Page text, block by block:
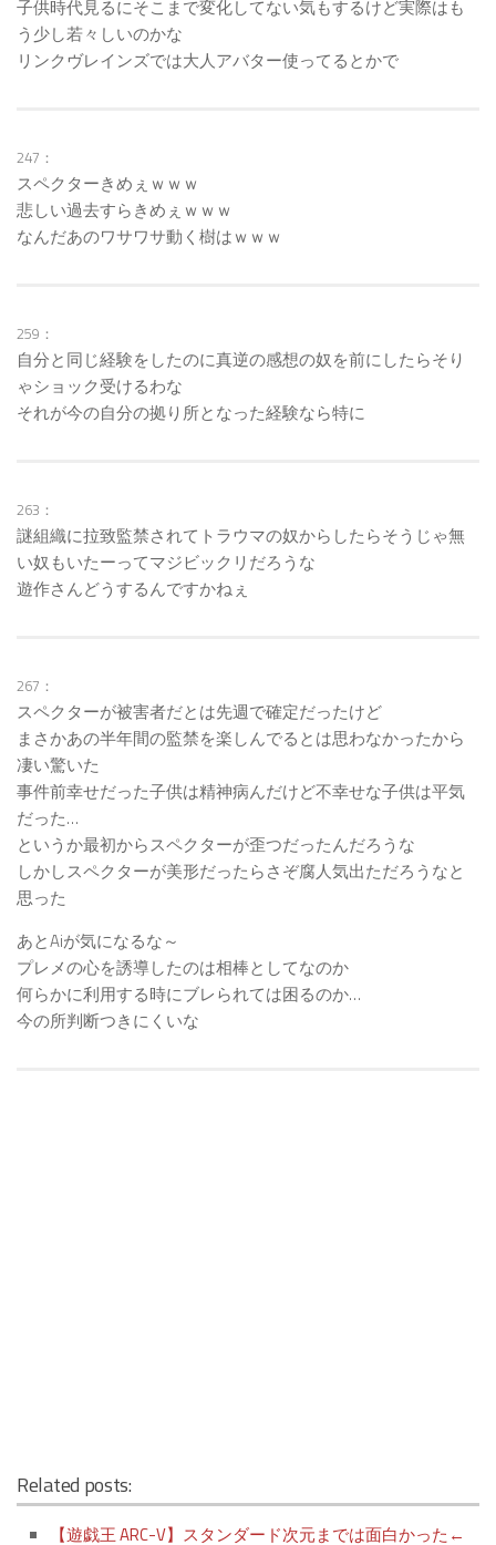
子供時代見るにそこまで変化してない気もするけど実際はも
う少し若々しいのかな
リンクヴレインズでは大人アバター使ってるとかで
247：
スペクターきめぇｗｗｗ
悲しい過去すらきめぇｗｗｗ
なんだあのワサワサ動く樹はｗｗｗ
259：
自分と同じ経験をしたのに真逆の感想の奴を前にしたらそり
ゃショック受けるわな
それが今の自分の拠り所となった経験なら特に
263：
謎組織に拉致監禁されてトラウマの奴からしたらそうじゃ無
い奴もいたーってマジビックリだろうな
遊作さんどうするんですかねぇ
267：
スペクターが被害者だとは先週で確定だったけど
まさかあの半年間の監禁を楽しんでるとは思わなかったから
凄い驚いた
事件前幸せだった子供は精神病んだけど不幸せな子供は平気
だった…
というか最初からスペクターが歪つだったんだろうな
しかしスペクターが美形だったらさぞ腐人気出ただろうなと
思った
あとAiが気になるな～
プレメの心を誘導したのは相棒としてなのか
何らかに利用する時にブレられては困るのか…
今の所判断つきにくいな
Related posts:
【遊戯王 ARC-V】スタンダード次元までは面白かった←